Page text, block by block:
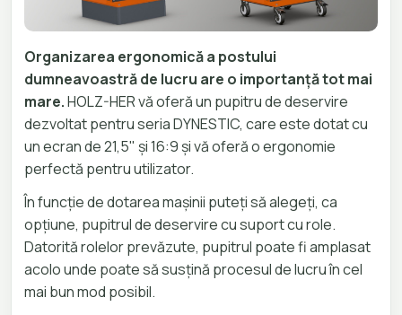
Organizarea ergonomică a postului
dumneavoastră de lucru are o importanță tot mai
mare.HOLZ-HER vă oferă un pupitru de deservire
dezvoltat pentru seria DYNESTIC, care este dotat cu
un ecran de 21,5" și 16:9 și vă oferă o ergonomie
perfectă pentru utilizator.
În funcție de dotarea mașinii puteți să alegeți, ca
opțiune, pupitrul de deservire cu suport cu role.
Datorită rolelor prevăzute, pupitrul poate fi amplasat
acolo unde poate să susțină procesul de lucru în cel
mai bun mod posibil.